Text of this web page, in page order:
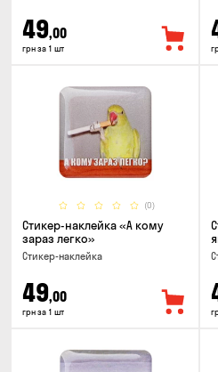
49,00
грн за 1 шт
(0)
Стикер-наклейка «А кому
зараз легко»
Стикер-наклейка
49,00
грн за 1 шт